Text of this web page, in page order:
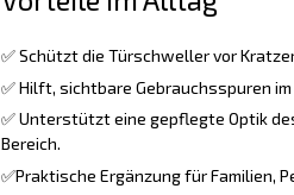
✅ Schützt die Türschweller vor
✅ Hilft, sichtbare Gebrauchsspuren
✅ Unterstützt eine gepflegte Optik
Bereich.
✅Praktische Ergänzung für Familien,